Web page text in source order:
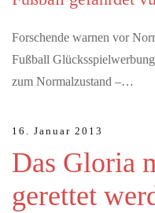
Forschende warnen vor
Fußball
zum Normalzustand –…
16. Januar 2013
Das Gloria
gerettet